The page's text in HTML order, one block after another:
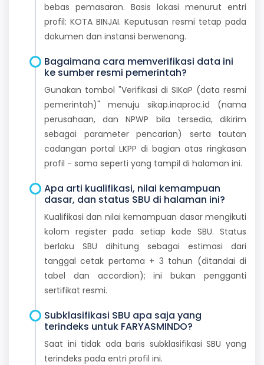
bebas pemasaran. Basis lokasi menurut entri
profil: KOTA BINJAI. Keputusan resmi tetap pada
dokumen dan instansi berwenang.
Bagaimana cara memverifikasi data ini
ke sumber resmi pemerintah?
Gunakan tombol "Verifikasi di SIKaP (data resmi
pemerintah)" menuju sikap.inaproc.id (nama
perusahaan, dan NPWP bila tersedia, dikirim
sebagai parameter pencarian) serta tautan
cadangan portal LKPP di bagian atas ringkasan
profil - sama seperti yang tampil di halaman ini.
Apa arti kualifikasi, nilai kemampuan
dasar, dan status SBU di halaman ini?
Kualifikasi dan nilai kemampuan dasar mengikuti
kolom register pada setiap kode SBU. Status
berlaku SBU dihitung sebagai estimasi dari
tanggal cetak pertama + 3 tahun (ditandai di
tabel dan accordion); ini bukan pengganti
sertifikat resmi.
Subklasifikasi SBU apa saja yang
terindeks untuk FARYASMINDO?
Saat ini tidak ada baris subklasifikasi SBU yang
terindeks pada entri profil ini.